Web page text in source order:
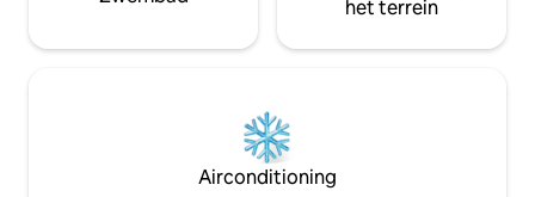
het terrein
Airconditioning